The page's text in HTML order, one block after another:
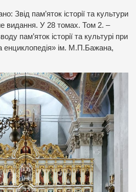
Звід пам’яток історії та культури
видання. У 28 томах. Том 2. –
пам’яток історії та культурі при
енциклопедія» ім. М.П.Бажана,